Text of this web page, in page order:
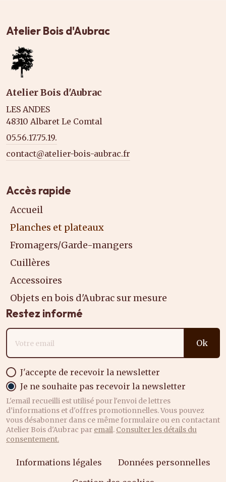
Atelier Bois d'Aubrac
Atelier Bois d'Aubrac
LES ANDES
48310 Albaret Le Comtal
05.56.17.75.19.
contact@atelier-bois-aubrac.fr
Accès rapide
Accueil
Planches et plateaux
Fromagers/Garde-mangers
Cuillères
Accessoires
Objets en bois d'Aubrac sur mesure
Restez informé
Adresse email
Ok
J'accepte de recevoir la newsletter
Je ne souhaite pas recevoir la newsletter
L'email recueilli est utilisé pour l'envoi de lettres
d'informations et d'offres promotionnelles. Vous pouvez
vous désabonner dans ce même formulaire ou en contactant
Atelier Bois d'Aubrac par email. Consulter les détails du
consentement.
Informations légales
Données personnelles